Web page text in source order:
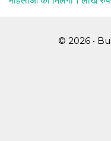
© 2026 •